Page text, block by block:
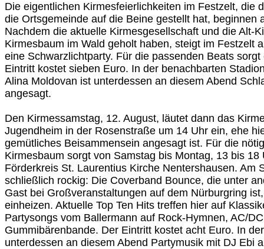
Die eigentlichen Kirmesfeierlichkeiten im Festzelt, die
die Ortsgemeinde auf die Beine gestellt hat, beginnen
Nachdem die aktuelle Kirmesgesellschaft und die Alt-
Kirmesbaum im Wald geholt haben, steigt im Festzelt
eine Schwarzlichtparty. Für die passenden Beats
Eintritt kostet sieben Euro. In der benachbarten
Alina Moldovan ist unterdessen an diesem Abend
angesagt.
Den Kirmessamstag, 12. August, läutet dann das
Jugendheim in der Rosenstraße um 14 Uhr ein, ehe
gemütliches Beisammensein angesagt ist. Für die
Kirmesbaum sorgt von Samstag bis Montag, 13 bis 18
Förderkreis St. Laurentius Kirche Nentershausen. Am
schließlich rockig: Die Coverband Bounce, die unter
Gast bei Großveranstaltungen auf dem Nürburgring
einheizen. Aktuelle Top Ten Hits treffen hier auf
Partysongs vom Ballermann auf Rock-Hymnen, AC/
Gummibärenbande. Der Eintritt kostet acht Euro. In
unterdessen an diesem Abend Partymusik mit DJ Ebi